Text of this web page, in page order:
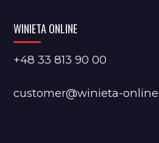
WINIETA ONLINE
+48 33 813 90 00
customer@winieta-